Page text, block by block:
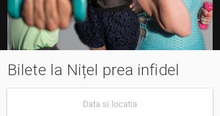
Bilete la Nițel prea infidel
Data si locatia